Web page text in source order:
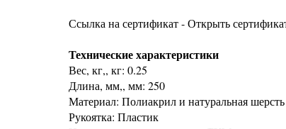
Ссылка на сертификат - Открыть
Технические характеристики
Вес, кг,, кг: 0.25
Длина, мм,, мм: 250
Материал: Полиакрил и натуральная
Рукоятка: Пластик